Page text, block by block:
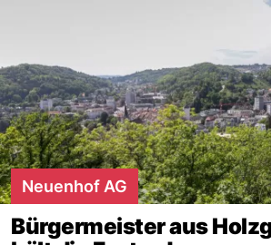
Neuenhof AG
Bürgermeister aus